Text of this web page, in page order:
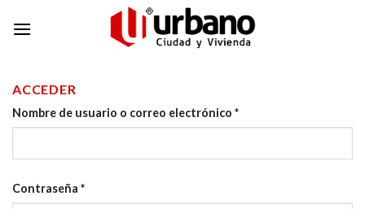
ACCEDER
Nombre de usuario o correo electrónico *
Contraseña *